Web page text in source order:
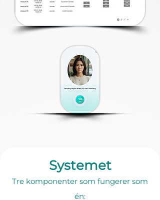
Systemet
Tre komponenter som fungerer som
én: